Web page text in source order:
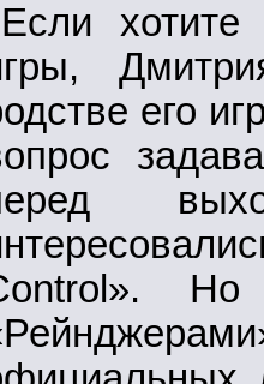
Если хотите
его